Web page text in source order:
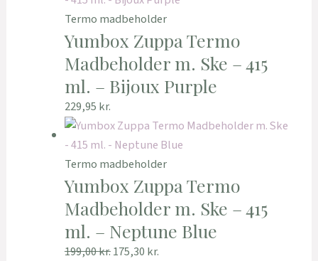
Termo madbeholder
Yumbox Zuppa Termo
Madbeholder m. Ske – 415
ml. – Bijoux Purple
229,95 kr.
Termo madbeholder
Yumbox Zuppa Termo
Madbeholder m. Ske – 415
ml. – Neptune Blue
199,00kr.175,30 kr.